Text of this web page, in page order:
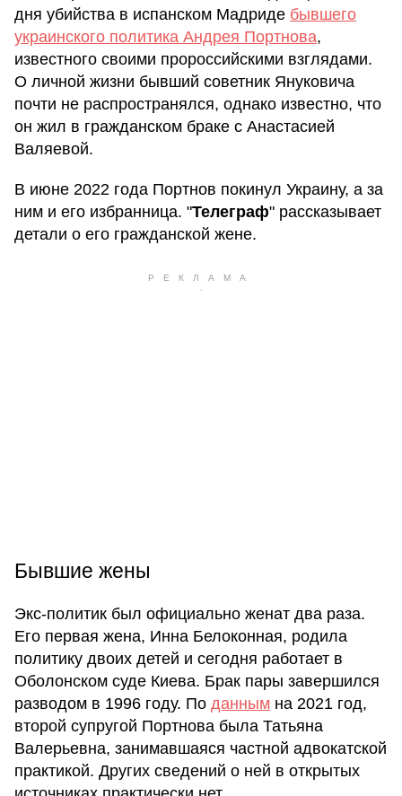
дня убийства в испанском Мадриде бывшего
украинского политика Андрея Портнова,
известного своими пророссийскими взглядами.
О личной жизни бывший советник Януковича
почти не распространялся, однако известно, что
он жил в гражданском браке с Анастасией
Валяевой.
В июне 2022 года Портнов покинул Украину, а за
ним и его избранница. "Телеграф" рассказывает
детали о его гражданской жене.
Бывшие жены
Экс-политик был официально женат два раза.
Его первая жена, Инна Белоконная, родила
политику двоих детей и сегодня работает в
Оболонском суде Киева. Брак пары завершился
разводом в 1996 году. По данным на 2021 год,
второй супругой Портнова была Татьяна
Валерьевна, занимавшаяся частной адвокатской
практикой. Других сведений о ней в открытых